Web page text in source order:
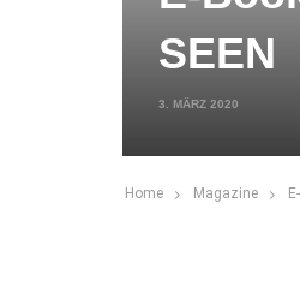
SEEN
3. MÄRZ 2020
Home Magazine